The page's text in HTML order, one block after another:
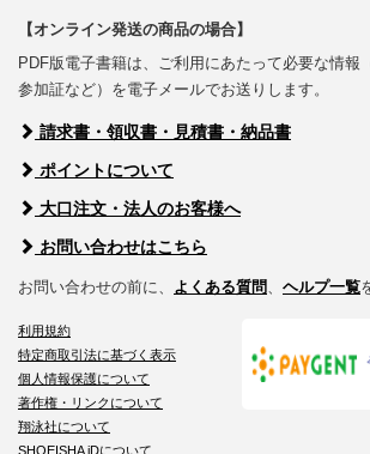
【オンライン発送の商品の場合】
PDF版電子書籍は、ご利用にあたって必要な情報
参加証など）を電子メールでお送りします。
請求書・領収書・見積書・納品書
ポイントについて
大口注文・法人のお客様へ
お問い合わせはこちら
お問い合わせの前に、 よくある質問 ヘルプ一覧
利用規約
特定商取引法に基づく表示
個人情報保護について
著作権・リンクについて
翔泳社について
SHOEISHA iDについて